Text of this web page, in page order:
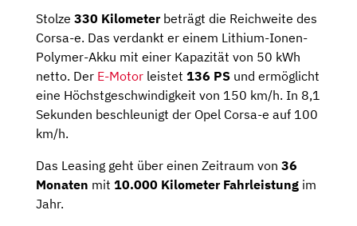
Stolze 330 Kilometerbeträgt die Reichweite des
Corsa-e. Das verdankt er einem Lithium-Ionen-
Polymer-Akku mit einer Kapazität von 50 kWh
netto. Der E-Motor leistet 136 PS und ermöglicht
eine Höchstgeschwindigkeit von 150 km/h. In 8,1
Sekunden beschleunigt der Opel Corsa-e auf 100
km/h.
Das Leasing geht über einen Zeitraum von 36
Monaten mit 10.000 Kilometer Fahrleistung im
Jahr.